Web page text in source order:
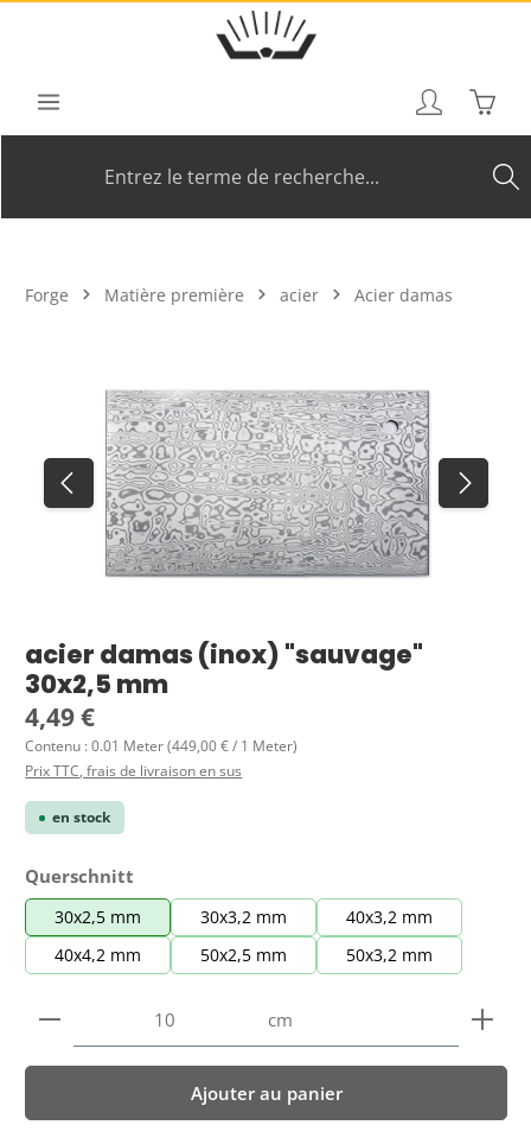
Passer au contenu principal
Le
Forge Matière première acier Acier damas
acier damas (inox) "sauvage"
30x2,5 mm
Prix régulier :
4,49 €
Contenu :0.01 Meter(449,00 € / 1 Meter)
Prix TTC, frais de livraison en sus
en stock
Sélectionnez
Querschnitt
30x2,5 mm 30x3,2 mm
40x3,2 mm
40x4,2 mm
50x2,5 mm 50x3,2 mm
Quantité de produit : Entrez la quantité
cm
Ajouter au panier